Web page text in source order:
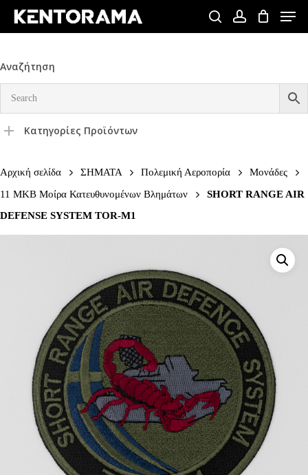
Skip
content
searchaccount
Menu
Αναζήτηση
Κατηγορίες Προϊόντων
Αρχική σελίδα ΣΗΜΑΤΑ Πολεμική Αεροπορία
Μονάδες
11 ΜΚΒ Μοίρα Κατευθυνομένων Βλημάτων
SHORT RANGE AIR
DEFENSE SYSTEM TOR-M1